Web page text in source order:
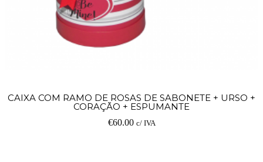
CAIXA COM RAMO DE ROSAS DE SABONETE + URSO +
CORAÇÃO + ESPUMANTE
€60.00 c/ IVA